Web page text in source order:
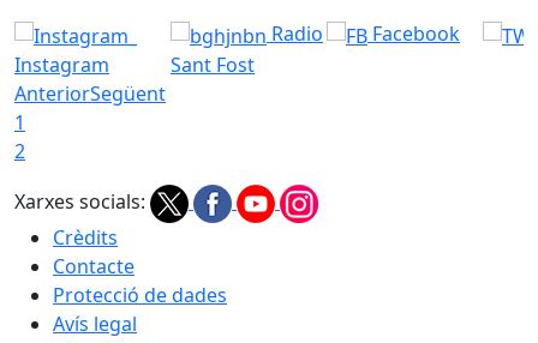
Instagram
Radio
Sant Fost
Facebook
AnteriorSegüent
1
2
Xarxes socials:
Crèdits
Contacte
Protecció de dades
Avís legal